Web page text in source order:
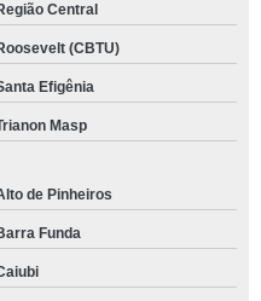
Central
(CBTU)
Efigênia
Masp
de Pinheiros
Funda